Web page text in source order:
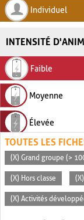
Individuel
INTENSITÉ
Faible
Moyenne
Élevée
TOUTES LES
(X) Grand groupe (>
(X) Hors classe
(X) Activités